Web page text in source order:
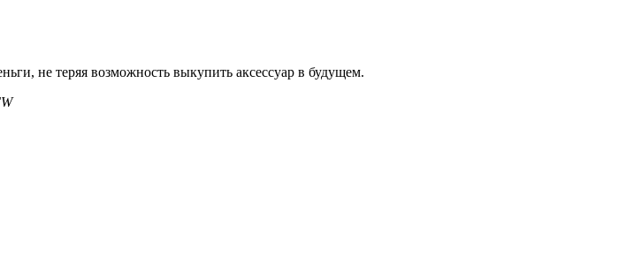
не теряя возможность выкупить аксессуар в будущем.